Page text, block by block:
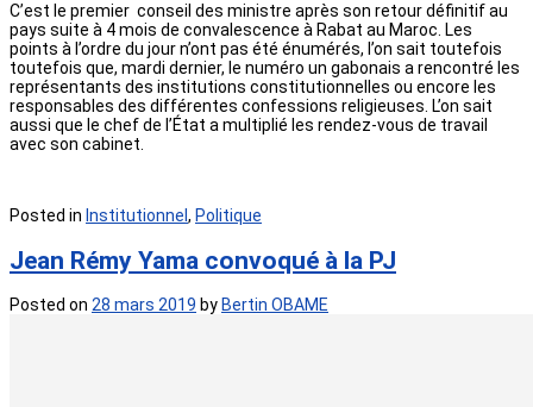
C’est le premier conseil des ministre après son retour définitif au
pays suite à 4 mois de convalescence à Rabat au Maroc. Les
points à l’ordre du jour n’ont pas été énumérés, l’on sait toutefois
toutefois que, mardi dernier, le numéro un gabonais a rencontré les
représentants des institutions constitutionnelles ou encore les
responsables des différentes confessions religieuses. L’on sait
aussi que le chef de l’État a multiplié les rendez-vous de travail
avec son cabinet.
Posted in Institutionnel , Politique
Jean Rémy Yama convoqué à la PJ
Posted on 28 mars 2019 by Bertin OBAME